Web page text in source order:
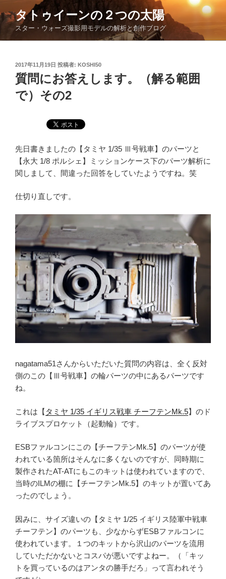
ン
ン
タトゥイーンの２つの太陽
スター・ウォーズ撮影用モデルの解析と創作ブログ
投
稿
日:
2017年11月19日 投稿者: KOSHI50
質問にお答えします。（解る範囲
で）その2
先日書きましたの【タミヤ 1/35 Ⅲ号戦車】のパーツと
【永大 1/8 ポルシェ】ミッションケース下のパーツ解析に
関しまして、間違った回答をしていたようですね。笑
仕切り直しです。
nagatama51さんからいただいた質問の内容は、全く反対
側のこの【Ⅲ号戦車】の輪パーツの中にあるパーツです
ね。
これは【 タミヤ 1/35 イギリス戦車 チーフテンMk.5】のド
ライブスプロケット（起動輪）です。
ESBファルコンにこの【チーフテンMk.5】のパーツが使
われている箇所はそんなに多くないのですが、同時期に
製作されたAT-ATにもこのキットは使われていますので、
当時のILMの棚に【チーフテンMk.5】のキットが置いてあ
ったのでしょう。
因みに、サイズ違いの【タミヤ 1/25 イギリス陸軍中戦車
チーフテン】のパーツも、少なからずESBファルコンに
使われています。１つのキットから沢山のパーツを流用
していただかないとコスパが悪いですよねー。（「キッ
トを買っているのはアンタの勝手だろ」って言われそう